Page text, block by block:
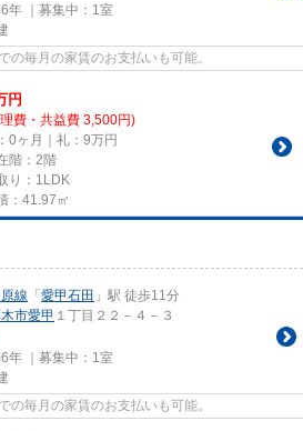
年 ｜募集中： 1室
の毎月の家賃のお支払いも可能。
円
費・共益費 3,500円)
0ヶ月｜礼：9万円
階：2階
り：1LDK
：41.97㎡
線 「愛甲石田 」駅 徒歩11分
市愛甲 １丁目２２－４－３
年 ｜募集中： 1室
の毎月の家賃のお支払いも可能。